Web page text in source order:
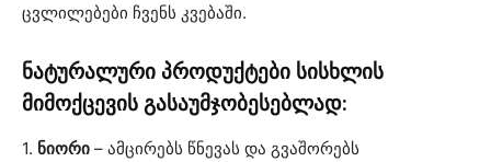
ცვლილებები ჩვენს კვებაში.
ნატურალური პროდუქტები სისხლის
მიმოქცევის გასაუმჯობესებლად:
1. ნიორი – ამცირებს წნევას და გვაშორებს